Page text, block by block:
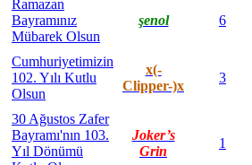
Ramazan
Bayramınız
Mübarek Olsun
şenol 6
Cumhuriyetimizin
102. Yılı Kutlu
Olsun
x(-
Clipper-)x
3
30 Ağustos Zafer
Bayramı'nın 103.
Yıl Dönümü
Joker’s
Grin
1